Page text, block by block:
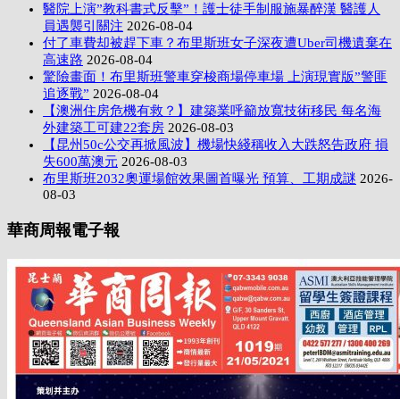
醫院上演”教科書式反擊”！護士徒手制服施暴醉漢 醫護人
員遇襲引關注 2026-08-04
付了車費却被趕下車？布里斯班女子深夜遭Uber司機遺棄在
高速路 2026-08-04
驚險畫面！布里斯班警車穿梭商場停車場 上演現實版”警匪
追逐戰” 2026-08-04
【澳洲住房危機有救？】建築業呼籲放寬技術移民 每名海
外建築工可建22套房 2026-08-03
【昆州50c公交再掀風波】機場快綫稱收入大跌怒告政府 損
失600萬澳元 2026-08-03
布里斯班2032奧運場館效果圖首曝光 預算、工期成謎 2026-
08-03
華商周報電子報